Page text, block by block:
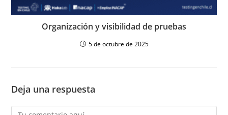
Organización y visibilidad de pruebas
5 de octubre de 2025
Deja una respuesta